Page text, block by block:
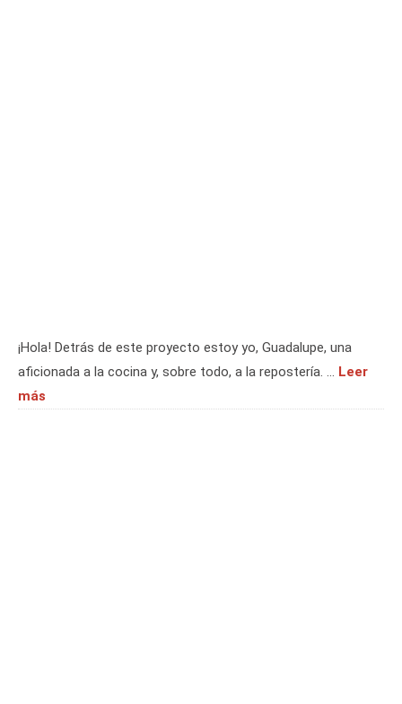
¡Hola! Detrás de este proyecto estoy yo, Guadalupe, una
aficionada a la cocina y, sobre todo, a la repostería. … Leer
más